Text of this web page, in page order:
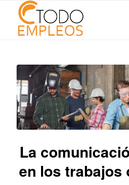
La
en los trabajos